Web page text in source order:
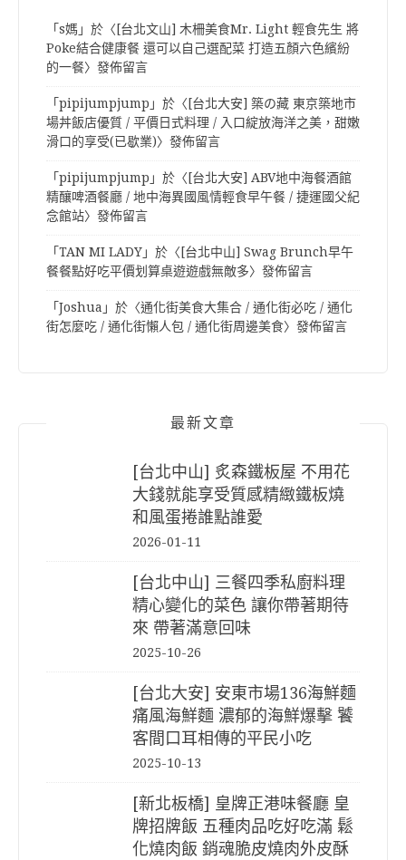
「s媽 」於〈 [台北文山] 木柵美食Mr. Light 輕食先生 將
Poke結合健康餐 還可以自己選配菜 打造五顏六色繽紛
的一餐〉發佈留言
「pipijumpjump 」於〈 [台北大安] 築の藏 東京築地市
場丼飯店優質 / 平價日式料理 / 入口綻放海洋之美，甜嫩
滑口的享受(已歇業)〉發佈留言
「pipijumpjump 」於〈 [台北大安] ABV地中海餐酒館
精釀啤酒餐廳 / 地中海異國風情輕食早午餐 / 捷運國父紀
念館站〉發佈留言
「TAN MI LADY」於〈 [台北中山] Swag Brunch早午
餐餐點好吃平價划算桌遊遊戲無敵多〉發佈留言
「Joshua 」於〈通化街美食大集合 / 通化街必吃 / 通化
街怎麼吃 / 通化街懶人包 / 通化街周邊美食〉發佈留言
最新文章
[台北中山] 炙森鐵板屋 不用花
大錢就能享受質感精緻鐵板燒
和風蛋捲誰點誰愛
2026-01-11
[台北中山] 三餐四季私廚料理
精心變化的菜色 讓你帶著期待
來 帶著滿意回味
2025-10-26
[台北大安] 安東市場136海鮮麵
痛風海鮮麵 濃郁的海鮮爆擊 饕
客間口耳相傳的平民小吃
2025-10-13
[新北板橋] 皇牌正港味餐廳 皇
牌招牌飯 五種肉品吃好吃滿 鬆
化燒肉飯 銷魂脆皮燒肉外皮酥